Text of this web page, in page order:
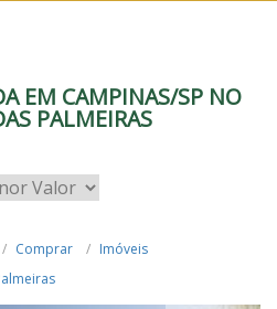
EM CAMPINAS/SP NO
PALMEIRAS
Comprar
Imóveis